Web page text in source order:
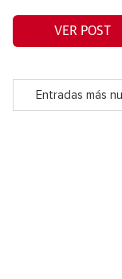
VER POST
Entradas más